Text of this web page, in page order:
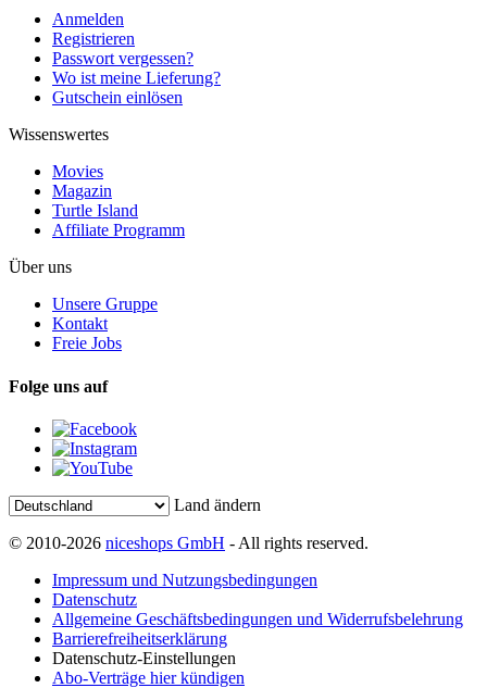
Anmelden
Registrieren
Passwort vergessen?
Wo ist meine Lieferung?
Gutschein einlösen
Wissenswertes
Movies
Magazin
Turtle Island
Affiliate Programm
Über uns
Unsere Gruppe
Kontakt
Freie Jobs
Folge uns auf
Land ändern
© 2010-2026 niceshops GmbH - All rights reserved.
Impressum und Nutzungsbedingungen
Datenschutz
Allgemeine Geschäftsbedingungen und Widerrufsbelehrung
Barrierefreiheitserklärung
Datenschutz-Einstellungen
Abo-Verträge hier kündigen